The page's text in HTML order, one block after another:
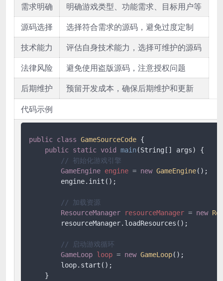
需求明确
明确游戏类型、功能需求、目标用户等
源码选择
选择符合需求的源码，避免过度定制
技术能力
评估自身技术能力，选择可维护的源码
法律风险
避免使用盗版源码，注意授权问题
后期维护
预留开发成本，确保后期维护和更新
代码示例
public class GameSourceCode {
public static void main(String[] args)
{
// 初始化游戏引擎
GameEngine engine = new GameEngine();
        engine.init();
// 加载资源
ResourceManager
resourceManager = new
        resourceManager.loadResources();
// 启动游戏循环
GameLoop loop = new GameLoop();
        loop.start();
    }